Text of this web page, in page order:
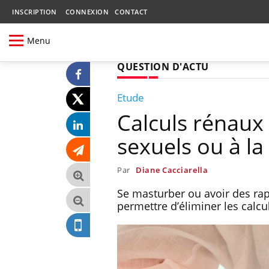
INSCRIPTION CONNEXION CONTACT
Menu
QUESTION D'ACTU
Etude
Calculs
sexuels ou à
Par Diane Cacciarella
Se masturber ou avoir des
permettre d’éliminer les